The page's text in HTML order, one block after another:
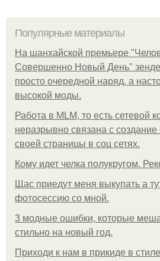
Популярные материалы
На шанхайской премьере
Совершенно Новый День"
просто очередной наряд, а
высокой моды.
Работа в MLM, то есть сетевой
неразрывно связана с создание
своей страницы в соц сетях.
Кому идет челка полукругом.
Щас приедут меня выкупать а
фотосессию со мной.
3 модные ошибки, которые
стильно на новый год.
Приходи к нам в прикиде в